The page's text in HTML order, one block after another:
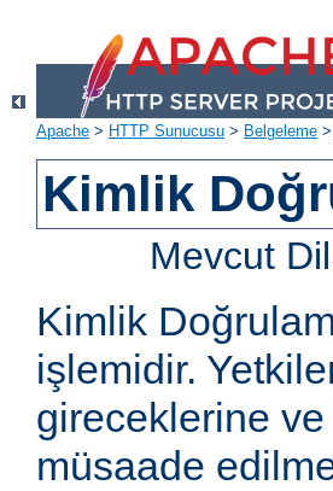
Apache > HTTP Sunucusu > Belgeleme >
Kimlik
Mevcut
Kimlik
işlemidir.
gireceklerine
müsaade